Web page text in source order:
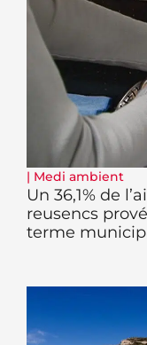
| Medi ambient
Un 36,1% de
reusencs
terme